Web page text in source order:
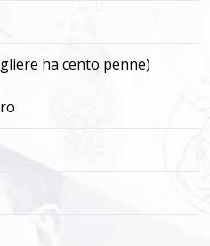
ha cento penne)